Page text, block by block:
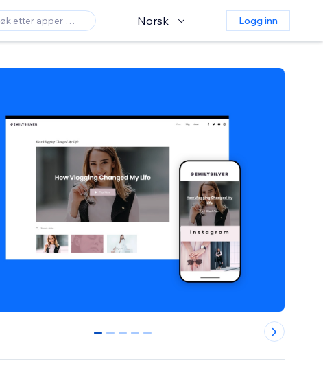
Norsk Logg inn
0 1 2 3 4